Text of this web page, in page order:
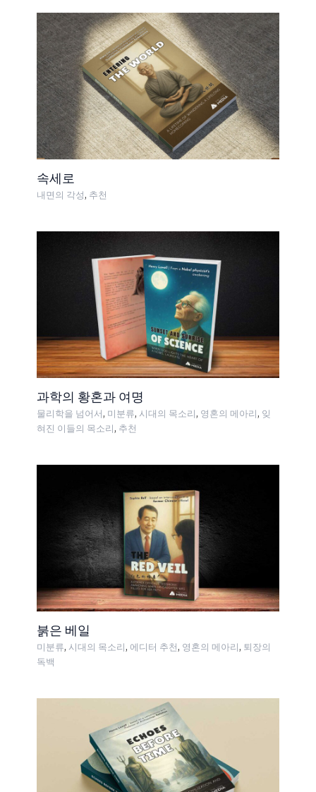
속세로
내면의 각성, 추천
과학의 황혼과 여명
물리학을 넘어서, 미분류, 시대의 목소리, 영혼의 메아리, 잊
혀진 이들의 목소리, 추천
붉은 베일
미분류, 시대의 목소리, 에디터 추천, 영혼의 메아리, 퇴장의
독백